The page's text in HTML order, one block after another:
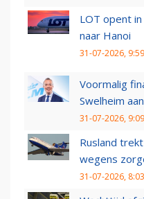
LOT opent
naar Hanoi
31-07-2026, 9:59
Voormalig
Swelheim
31-07-2026, 9:09
Rusland
wegens
31-07-2026, 8:03